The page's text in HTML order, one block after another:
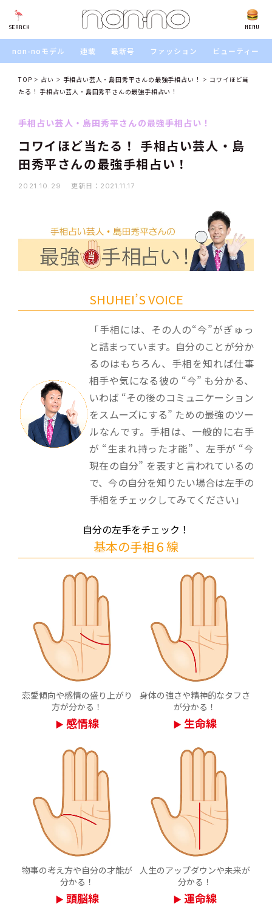
SEARCH MENU
SEARCH
non-noモデル 連載 最新号 ファッション ビューティー
TOP 占い 手相占い芸人・島田秀平さんの最強手相占い！
コワイほど当
たる！ 手相占い芸人・島田秀平さんの最強手相占い！
手相占い芸人・島田秀平さんの最強手相占い！
コワイほど当たる！ 手相占い芸人・島
田秀平さんの最強手相占い！
2021.10.29 更新日： 2021.11.17
SHUHEI’S VOICE
「手相には、その人の“今”がぎゅっ
と詰まっています。自分のことが分か
るのはもちろん、手相を知れば仕事
相手や気になる彼の “今” も分かる、
いわば “その後のコミュニケーション
をスムーズにする” ための最強のツー
ルなんです。手相は、一般的に右手
が “生まれ持った才能” 、左手が “今
現在の自分” を表すと言われているの
で、今の自分を知りたい場合は左手の
手相をチェックしてみてください」
自分の左手をチェック！
基本の手相６線
恋愛傾向や感情の盛り上がり
方が分かる！
▶ 感情線
身体の強さや精神的なタフさ
が分かる！
▶ 生命線
物事の考え方や自分の才能が
分かる！
▶ 頭脳線
人生のアップダウンや未来が
分かる！
▶ 運命線